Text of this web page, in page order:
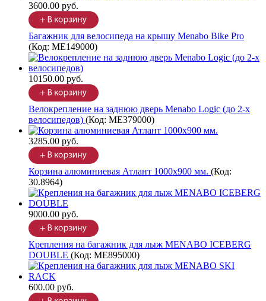
3600.00 руб.
Багажник для велосипеда на крышу Menabo Bike Pro
(Код: ME149000)
10150.00 руб.
Велокрепление на заднюю дверь Menabo Logic (до 2-х
велосипедов) (Код: ME379000)
3285.00 руб.
Корзина алюминиевая Атлант 1000х900 мм. (Код:
30.8964)
9000.00 руб.
Крепления на багажник для лыж MENABO ICEBERG
DOUBLE (Код: ME895000)
600.00 руб.